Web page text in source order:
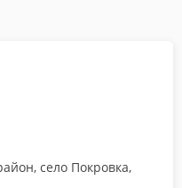
село Покровка,